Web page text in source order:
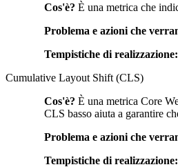
Cos'è? È una metrica che
Problema e azioni che
Tempistiche di realizzazione:
Cumulative Layout Shift (CLS)
Cos'è? È una metrica Core
CLS basso aiuta a garantire
Problema e azioni che
Tempistiche di realizzazione: